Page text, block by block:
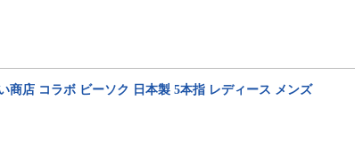
商店 コラボ ビーソク 日本製 5本指 レディース メンズ